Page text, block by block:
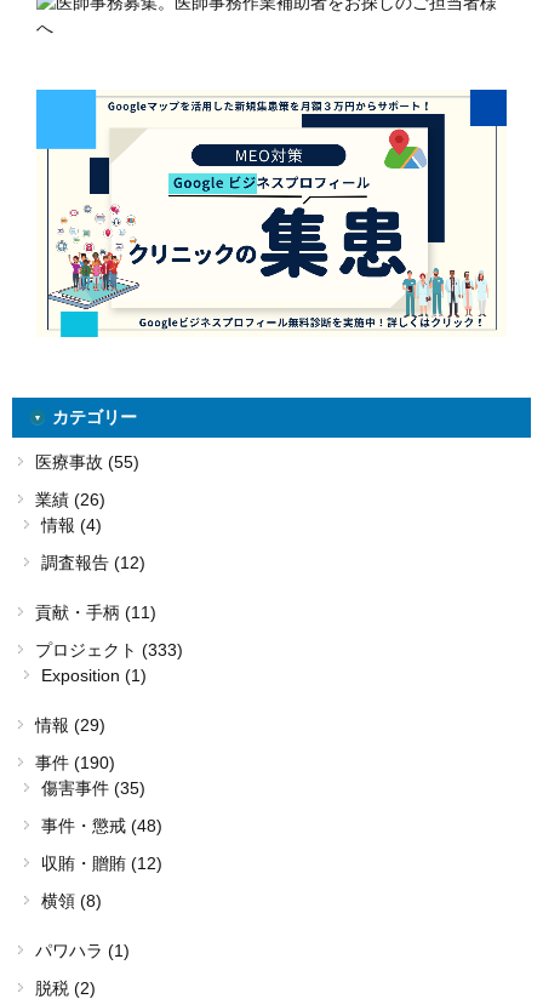
カテゴリー
医療事故 (55)
業績 (26)
情報 (4)
調査報告 (12)
貢献・手柄 (11)
プロジェクト (333)
Exposition (1)
情報 (29)
事件 (190)
傷害事件 (35)
事件・懲戒 (48)
収賄・贈賄 (12)
横領 (8)
パワハラ (1)
脱税 (2)